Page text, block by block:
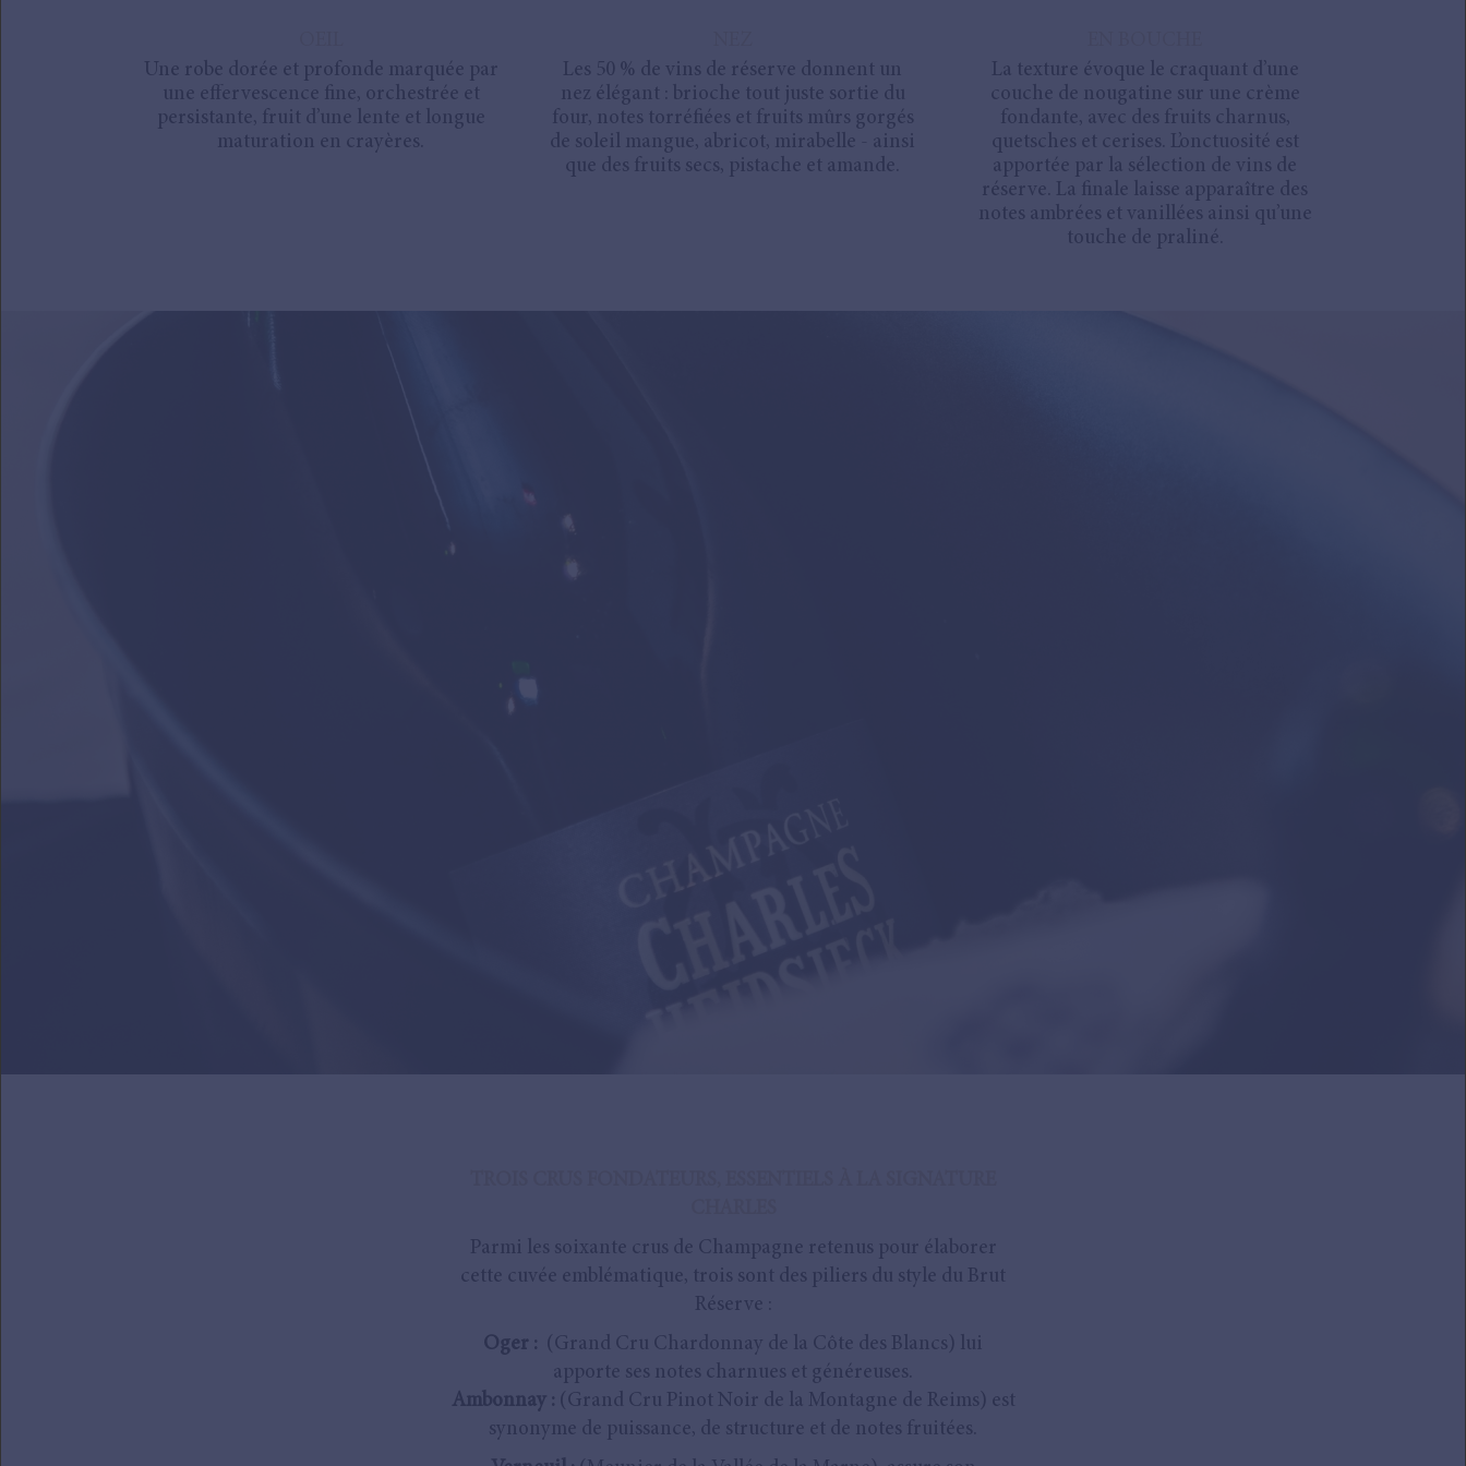
Une robe dorée et profonde marquée par
une effervescence fine, orchestrée et
persistante, fruit d’une lente et longue
maturation en crayères.
Les 50 % de vins de réserve donnent un
nez élégant : brioche tout juste sortie du
four, notes torréfiées et fruits mûrs gorgés
de soleil mangue, abricot, mirabelle - ainsi
que des fruits secs, pistache et amande.
La texture évoque le craquant d’une
couche de nougatine sur une crème
fondante, avec des fruits charnus,
quetsches et cerises. L’onctuosité est
apportée par la sélection de vins de
réserve. La finale laisse apparaître des
notes ambrées et vanillées ainsi qu’une
touche de praliné.
Parmi les soixante crus de Champagne retenus pour élaborer
cette cuvée emblématique, trois sont des piliers du style du Brut
Réserve :
Oger : (Grand Cru Chardonnay de la Côte des Blancs) lui
apporte ses notes charnues et généreuses.
Ambonnay : (Grand Cru Pinot Noir de la Montagne de Reims) est
synonyme de puissance, de structure et de notes fruitées.